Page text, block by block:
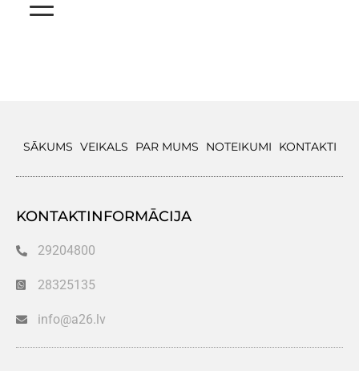
SĀKUMS VEIKALS PAR MUMS NOTEIKUMI KONTAKTI
KONTAKTINFORMĀCIJA
29204800
28325135
info@a26.lv